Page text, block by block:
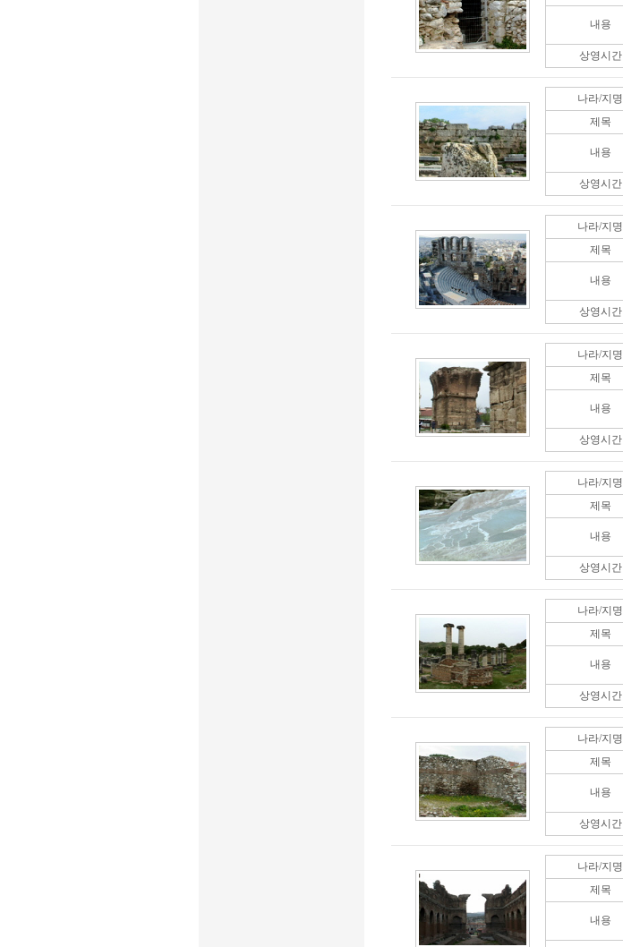
내용
상영시간
나라/지명
제목
내용
상영시간
나라/지명
제목
내용
상영시간
나라/지명
제목
내용
상영시간
나라/지명
제목
내용
상영시간
나라/지명
제목
내용
상영시간
나라/지명
제목
내용
상영시간
나라/지명
제목
내용